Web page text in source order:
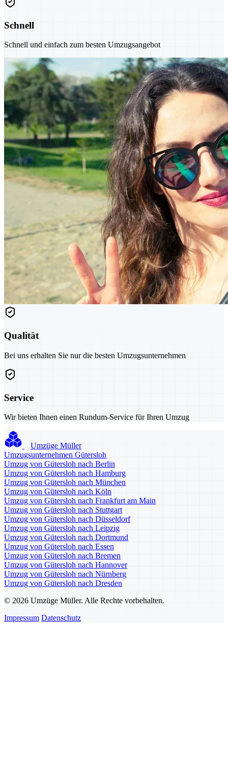
Schnell
Schnell und einfach zum besten Umzugsangebot
Qualität
Bei uns erhalten Sie nur die besten Umzugsunternehmen
Service
Wir bieten Ihnen einen Rundum-Service für Ihren Umzug
Umzüge Müller
Umzugsunternehmen Gütersloh
Umzug von Gütersloh nach Berlin
Umzug von Gütersloh nach Hamburg
Umzug von Gütersloh nach München
Umzug von Gütersloh nach Köln
Umzug von Gütersloh nach Frankfurt am Main
Umzug von Gütersloh nach Stuttgart
Umzug von Gütersloh nach Düsseldorf
Umzug von Gütersloh nach Leipzig
Umzug von Gütersloh nach Dortmund
Umzug von Gütersloh nach Essen
Umzug von Gütersloh nach Bremen
Umzug von Gütersloh nach Hannover
Umzug von Gütersloh nach Nürnberg
Umzug von Gütersloh nach Dresden
© 2026 Umzüge Müller. Alle Rechte vorbehalten.
Impressum Datenschutz